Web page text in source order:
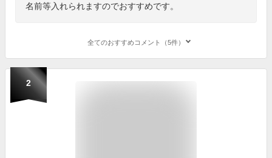
名前等入れられますのでおすすめです。
全てのおすすめコメント（5件）
2